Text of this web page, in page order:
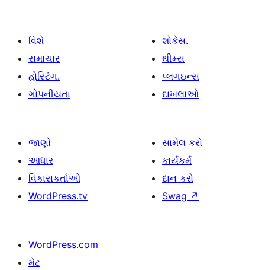
વિશે
સમાચાર
હોસ્ટિંગ.
ગોપનીયતા
શોકેસ.
થીમ્સ
પ્લગઇન્સ
દાખલાઓ
જાણો
આધાર
વિકાસકર્તાઓ
WordPress.tv
સામેલ કરો
કાર્યકર્મ
દાન કરો
Swag ↗
WordPress.com
મેટ